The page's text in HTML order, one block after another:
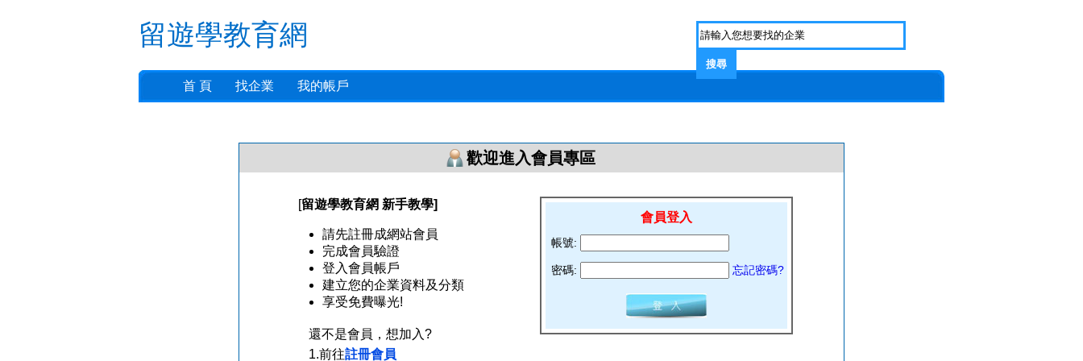
留遊學教育網
首 頁 找企業 我的帳戶
歡迎進入會員專區
[留遊學教育網 新手教學]
請先註冊成網站會員
完成會員驗證
登入會員帳戶
建立您的企業資料及分類
享受免費曝光!
還不是會員，想加入?
1.前往註冊會員
會員登入
帳號:
密碼: 忘記密碼?